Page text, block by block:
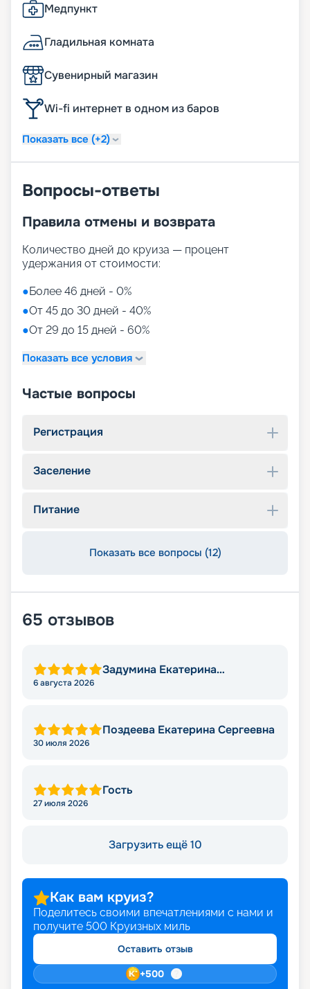
Медпункт
Гладильная комната
Сувенирный магазин
Wi-fi интернет в одном из баров
Показать все (+2)
Вопросы-ответы
Правила отмены и возврата
Количество дней до круиза — процент
удержания от стоимости:
●Более 46 дней - 0%
●От 45 до 30 дней - 40%
●От 29 до 15 дней - 60%
Показать все условия
Частые вопросы
Регистрация
Заселение
Питание
Показать все вопросы (12)
65 отзывов
Задумина Екатерина
6 августа 2026
Поздеева Екатерина Сергеевна
30 июля 2026
Гость
27 июля 2026
Загрузить ещё 10
Как вам круиз?
Поделитесь своими впечатлениями с нами и
получите 500 Круизных миль
Оставить отзыв
+500